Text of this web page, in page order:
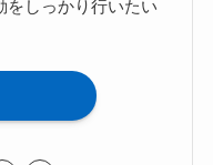
をしっかり行いたい